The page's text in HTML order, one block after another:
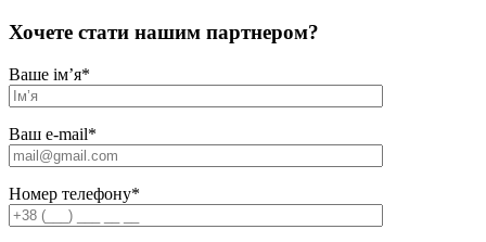
Хочете стати нашим партнером?
Ваше ім’я*
Ваш e-mail*
Номер телефону*